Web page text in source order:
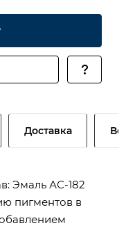
Доставка
Эмаль АС-182
пигментов в